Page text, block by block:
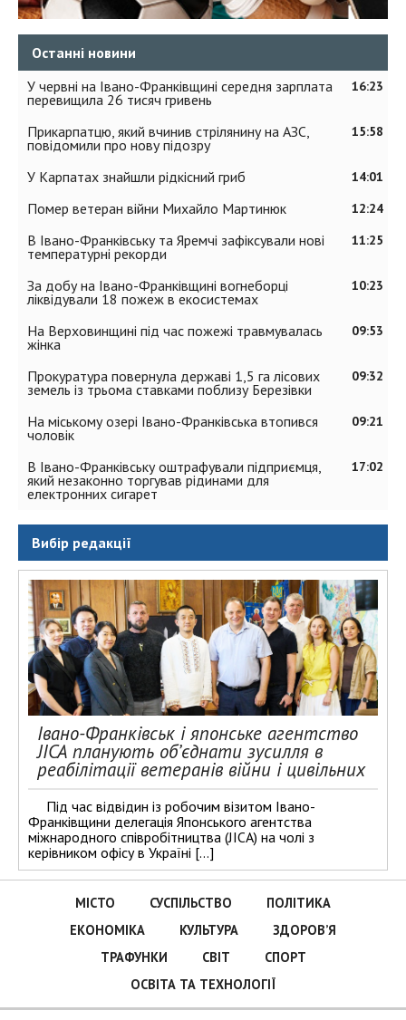
Останні новини
16:23
У червні на Івано-Франківщині середня зарплата
перевищила 26 тисяч гривень
15:58
Прикарпатцю, який вчинив стрілянину на АЗС,
повідомили про нову підозру
14:01
У Карпатах знайшли рідкісний гриб
12:24
Помер ветеран війни Михайло Мартинюк
11:25
В Івано-Франківську та Яремчі зафіксували нові
температурні рекорди
10:23
За добу на Івано-Франківщині вогнеборці
ліквідували 18 пожеж в екосистемах
09:53
На Верховинщині під час пожежі травмувалась
жінка
09:32
Прокуратура повернула державі 1,5 га лісових
земель із трьома ставками поблизу Березівки
09:21
На міському озері Івано-Франківська втопився
чоловік
17:02
В Івано-Франківську оштрафували підприємця,
який незаконно торгував рідинами для
електронних сигарет
Вибір редакції
Івано-Франківськ і японське агентство
JICA планують об’єднати зусилля в
реабілітації ветеранів війни і цивільних
Під час відвідин із робочим візитом Івано-
Франківщини делегація Японського агентства
міжнародного співробітництва (JICA) на чолі з
керівником офісу в Україні […]
МІСТО СУСПІЛЬСТВО
ПОЛІТИКА
ЕКОНОМІКА
КУЛЬТУРА
ЗДОРОВ’Я
ТРАФУНКИ
СВІТ
СПОРТ
ОСВІТА ТА ТЕХНОЛОГІЇ